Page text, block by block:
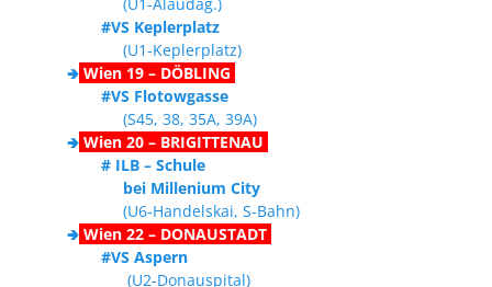
#VS Keplerplatz
(U1-Keplerplatz)
🢂 Wien 19 – DÖBLING
#VS Flotowgasse
(S45, 38, 35A, 39A)
🢂 Wien 20 – BRIGITTENAU
# ILB – Schule
bei Millenium City
(U6-Handelskai, S-Bahn)
🢂 Wien 22 – DONAUSTADT
#VS Aspern
(U2-Donauspital)